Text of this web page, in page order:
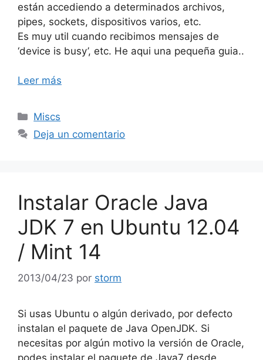
están accediendo a determinados archivos,
pipes, sockets, dispositivos varios, etc.
Es muy util cuando recibimos mensajes de
‘device is busy’, etc. He aqui una pequeña guia..
Leer más
Categorías
Miscs
Deja un comentario
Instalar Oracle Java
JDK 7 en Ubuntu 12.04
/ Mint 14
2013/04/23 por storm
Si usas Ubuntu o algún derivado, por defecto
instalan el paquete de Java OpenJDK. Si
necesitas por algún motivo la versión de Oracle,
podes instalar el paquete de Java7 desde